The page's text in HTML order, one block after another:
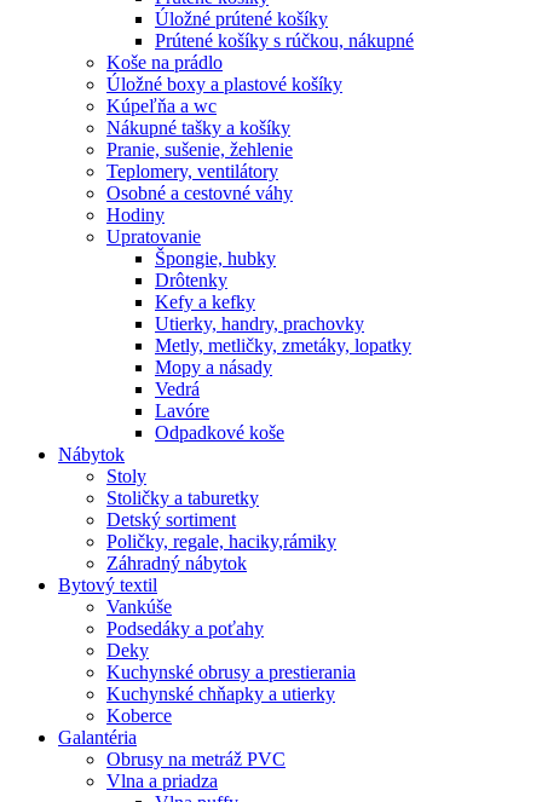
Úložné prútené košíky
Prútené košíky s rúčkou, nákupné
Koše na prádlo
Úložné boxy a plastové košíky
Kúpeľňa a wc
Nákupné tašky a košíky
Pranie, sušenie, žehlenie
Teplomery, ventilátory
Osobné a cestovné váhy
Hodiny
Upratovanie
Špongie, hubky
Drôtenky
Kefy a kefky
Utierky, handry, prachovky
Metly, metličky, zmetáky, lopatky
Mopy a násady
Vedrá
Lavóre
Odpadkové koše
Nábytok
Stoly
Stoličky a taburetky
Detský sortiment
Poličky, regale, haciky,rámiky
Záhradný nábytok
Bytový textil
Vankúše
Podsedáky a poťahy
Deky
Kuchynské obrusy a prestierania
Kuchynské chňapky a utierky
Koberce
Galantéria
Obrusy na metráž PVC
Vlna a priadza